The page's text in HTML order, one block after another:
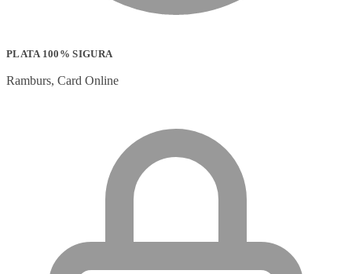
PLATA 100% SIGURA
Ramburs, Card Online